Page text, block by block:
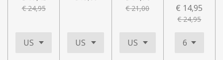
€ 24,95 € 21,00 € 14,95
€ 24,95